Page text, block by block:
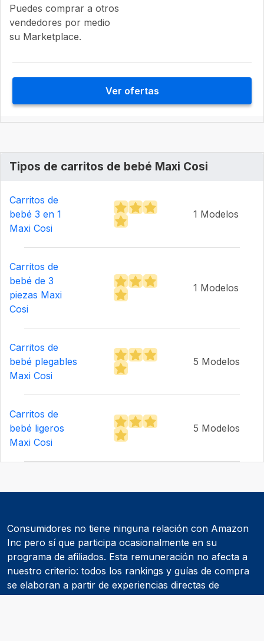
Puedes comprar a otros
vendedores por medio
su Marketplace.
Ver ofertas
Tipos de carritos de bebé Maxi Cosi
Carritos de
bebé 3 en 1
Maxi Cosi
1 Modelos
Carritos de
bebé de 3
piezas Maxi
Cosi
1 Modelos
Carritos de
bebé plegables
Maxi Cosi
5 Modelos
Carritos de
bebé ligeros
Maxi Cosi
5 Modelos
Consumidores no tiene ninguna relación con Amazon
Inc pero sí que participa ocasionalmente en su
programa de afiliados. Esta remuneración no afecta a
nuestro criterio: todos los rankings y guías de compra
se elaboran a partir de experiencias directas de
consumidores y de informes realizados por